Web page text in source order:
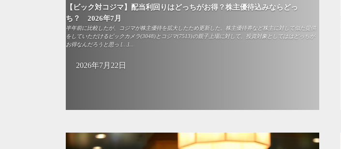
【ビック対コジマ】配当利回りはどっちがお得？株主優待込みならどっ
ち？ 2026年7月
半年前に比較したが、コジマが株主優待を拡大したため更新した。株主優待券など株主に対して似た提供
をしていただけるビックカメラ(3048)とコジマ(7513)の親子上場に対して、投資対象としてははどっちが
お得なんだろうと思っ […]...
2026年7月22日